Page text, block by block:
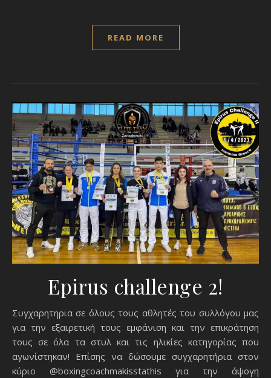
READ MORE
Epirus challenge 2!
Συγχαρητηρια σε όλους τους αθλητές του συλλόγου μας
για την εξαιρετική τους εμφάνιση και την επικράτηση
τους σε όλα τα στυλ και τις ηλικίες κατηγορίας που
αγωνίστηκαν! Επίσης να δώσουμε συγχαρητήρια στον
κύριο @boxingcoachmakisstathis για την άψογη